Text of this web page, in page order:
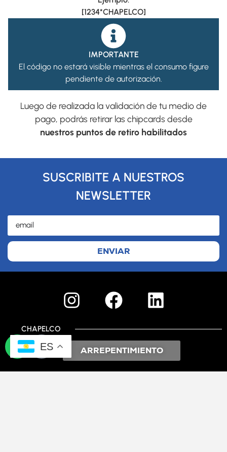
[1234*CHAPELCO]
IMPORTANTE
El código no estará visible mientras el consumo figure
pendiente de autorización.
Luego de realizada la validación de tu medio de
pago, podrás retirar las chipcards desde
nuestros puntos de retiro habilitados
SUSCRIBITE A NUESTROS
NEWSLETTER
ENVIAR
CHAPELCO
ARREPENTIMIENTO
ES